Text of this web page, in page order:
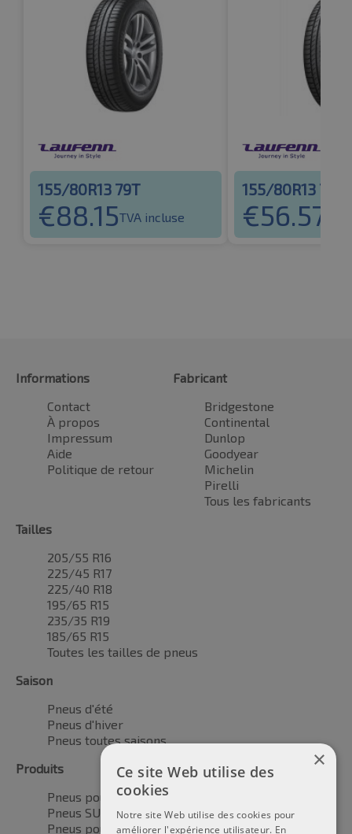
155/80R13 79T
€88.15TVA incluse
155/80R13 79T
€56.57
Informations
Contact
À propos
Impressum
Aide
Politique de retour
Fabricant
Bridgestone
Continental
Dunlop
Goodyear
Michelin
Pirelli
Tous les fabricants
Tailles
205/55 R16
225/45 R17
225/40 R18
195/65 R15
235/35 R19
185/65 R15
Toutes les tailles de pneus
Saison
Pneus d'été
Pneus d'hiver
Pneus toutes saisons
Produits
Pneus pour voitures
Pneus SUV / 4x4
Pneus pour camionnettes
×
Ce site Web utilise des
cookies
Notre site Web utilise des cookies pour
améliorer l'expérience utilisateur. En